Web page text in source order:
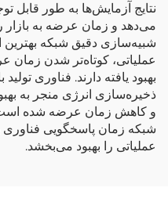
نتایج آزمایش‌ها به طور قابل
می‌دهد و زمان عرضه به بازار
شبیه‌سازی دقیق شبکه
عملیاتی، کوتاه‌تر شدن زمان
بهبود یافته دارند. فناوری
ذخیره‌سازی انرژی منجر به
و کاهش زمان عرضه شده است.
شبکه زمان پاسخگویی فناوری
عملیاتی را بهبود می‌بخشد.